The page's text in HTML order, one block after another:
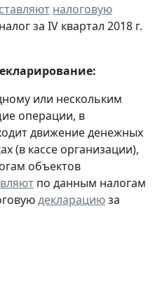
налоговую
налог за IV квартал 2018 г.
или нескольким
операции, в
движение денежных
(в кассе организации),
объектов
по данным налогам
декларациюза